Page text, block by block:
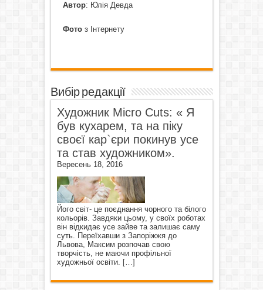
Автор: Юлія Девда
Фотоз Інтернету
Вибір редакції
Художник Micro Cuts: « Я
був кухарем, та на піку
своєї кар`єри покинув усе
та став художником».
Вересень 18, 2016
Його світ- це поєднання чорного та білого
кольорів. Завдяки цьому, у своїх роботах
він відкидає усе зайве та залишає саму
суть. Переїхавши з Запоріжжя до
Львова, Максим розпочав свою
творчість, не маючи профільної
художньої освіти. […]